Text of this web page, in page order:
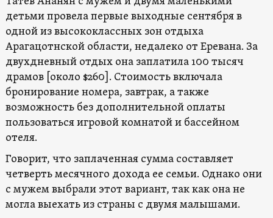
детьми провела первые выходные сентября в
одной из высококлассных зон отдыха
Арагацотнской области, недалеко от Еревана. За
двухдневный отдых она заплатила 100 тысяч
драмов [около $260]. Стоимость включала
бронирование номера, завтрак, а также
возможность без дополнительной оплаты
пользоваться игровой комнатой и бассейном
отеля.
Говорит, что заплаченная сумма составляет
четверть месячного дохода ее семьи. Однако они
с мужем выбрали этот вариант, так как она не
могла выехать из страны с двумя малышами.